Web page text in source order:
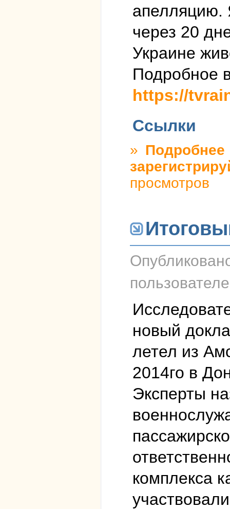
апелляцию.
через 20
Украине
Подробное
https://
Ссылки
» Подробнее
просмотров
новый
летел из
2014го в
Эксперты
комплекса